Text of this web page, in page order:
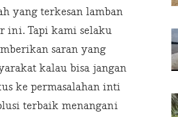
yang terkesan lamban
ini. Tapi kami selaku
saran yang
kalau bisa jangan
ke permasalahan inti
terbaik menangani